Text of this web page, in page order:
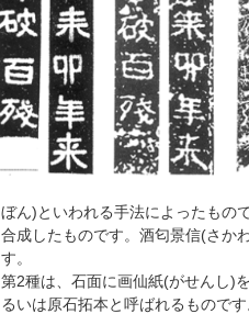
ぼん)といわれる手法によったもの
合成したものです。酒匂景信(さか
す。
第2種は、石面に画仙紙(がせんし)
るいは原石拓本と呼ばれるもので